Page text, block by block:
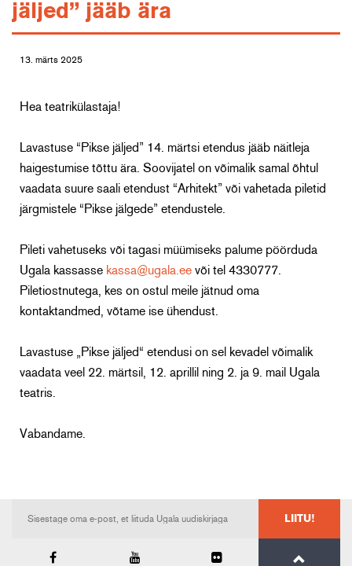
jäljed” jääb ära
13. märts 2025
Hea teatrikülastaja!
Lavastuse “Pikse jäljed” 14. märtsi etendus jääb näitleja
haigestumise tõttu ära. Soovijatel on võimalik samal õhtul
vaadata suure saali etendust “Arhitekt” või vahetada piletid
järgmistele “Pikse jälgede” etendustele.
Pileti vahetuseks või tagasi müümiseks palume pöörduda
Ugala kassasse kassa@ugala.ee või tel 4330777.
Piletiostnutega, kes on ostul meile jätnud oma
kontaktandmed, võtame ise ühendust.
Lavastuse „Pikse jäljed“ etendusi on sel kevadel võimalik
vaadata veel 22. märtsil, 12. aprillil ning 2. ja 9. mail Ugala
teatris.
Vabandame.
LIITU!